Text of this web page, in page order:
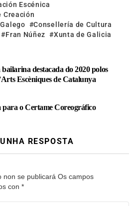
Escénica
Creación
Consellería de Cultura
Fran Núñez Xunta de Galicia
destacada do 2020 polos
Escèniques de Catalunya
para o Certame Coreográfico
RESPOSTA
non se publicará Os campos
con *